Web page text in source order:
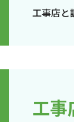
工事店と
工事